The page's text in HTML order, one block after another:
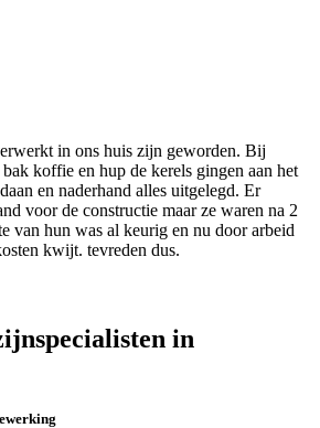
in ons huis zijn geworden. Bij
koffie en hup de kerels gingen aan het
en naderhand alles uitgelegd. Er
voor de constructie maar ze waren na 2
van hun was al keurig en nu door arbeid
kwijt. tevreden dus.
in